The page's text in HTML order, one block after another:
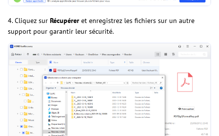
4. Cliquez sur Récupérer et enregistrez les fichiers sur un autre
support pour garantir leur sécurité.